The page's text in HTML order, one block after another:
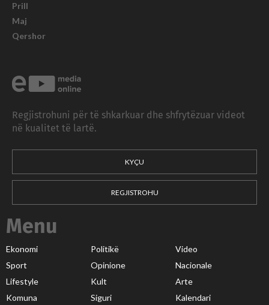
Prill
Maj
Qershor
Regjistrohuni për të shkarkuar dhe shfrytëzuar videot
në kualitet të lartë.
KYÇU
REGJISTROHU
Menu
Ekonomi Politikë
Video
Sport
Opinione
Nacionale
Lifestyle
Kult
Arte
Komuna
Siguri Kalendari